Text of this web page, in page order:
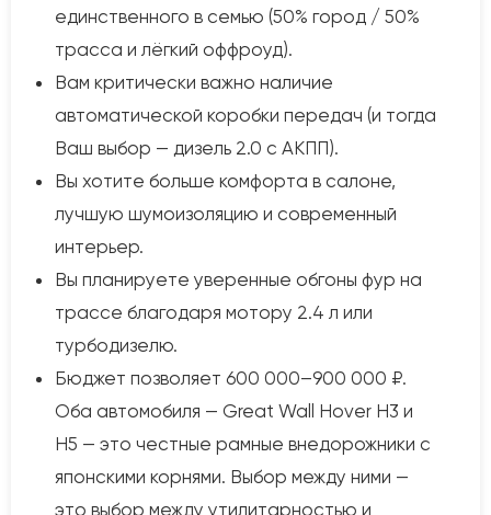
единственного в семью (50% город / 50%
трасса и лёгкий оффроуд).
Вам критически важно наличие
автоматической коробки передач (и тогда
Ваш выбор — дизель 2.0 с АКПП).
Вы хотите больше комфорта в салоне,
лучшую шумоизоляцию и современный
интерьер.
Вы планируете уверенные обгоны фур на
трассе благодаря мотору 2.4 л или
турбодизелю.
Бюджет позволяет 600 000–900 000 ₽.
Оба автомобиля — Great Wall Hover H3 и
H5 — это честные рамные внедорожники с
японскими корнями. Выбор между ними —
это выбор между утилитарностью и